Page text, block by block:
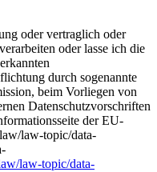
oder vertraglich oder
oder lasse ich die
durch sogenannte
beim Vorliegen von
Datenschutzvorschriften
der EU-
law-topic/data-
law-topic/data-